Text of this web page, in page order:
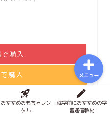
購入
購入
ングで購入
おすすめおもちゃレン
タル
就学前におすすめの学
習通信教材
メニュー